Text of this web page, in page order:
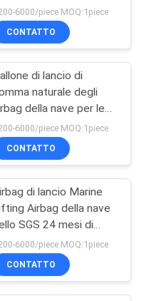
31
51
High Bearing
8-24m
6000/piece MOQ:1piece
CONTATTO
di lancio di
naturale degli
della nave per le
di atterraggio
6000/piece MOQ:1piece
CONTATTO
di lancio Marine
Airbag della nave
SGS 24 mesi di
6000/piece MOQ:1piece
CONTATTO